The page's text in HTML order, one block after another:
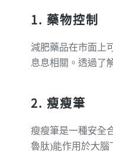
1. 藥物控制
減肥藥品在市面上
息息相關。透過了
2. 瘦瘦筆
瘦瘦筆是一種安全
魯肽)能作用於大腦